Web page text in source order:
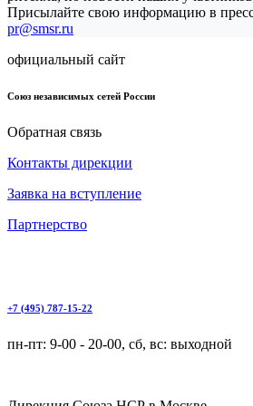
Присылайте свою информацию в
pr@smsr.ru
официальный сайт
Союз независимых сетей России
Обратная связь
Контакты дирекции
Заявка на вступление
Партнерство
+7 (495) 787-15-22
пн-пт: 9-00 - 20-00, сб, вс: выходной